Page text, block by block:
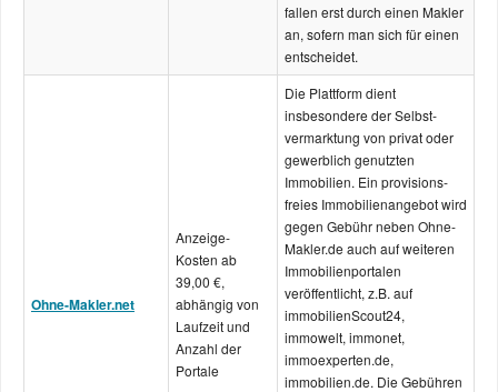
fallen erst durch einen Makler
an, sofern man sich für einen
entscheidet.
Ohne-Makler.net
Anzeige-
Kosten ab
39,00 €,
abhängig von
Laufzeit und
Anzahl der
Portale
Die Plattform dient
insbesondere der Selbst­
vermarktung von privat oder
gewerblich genutzten
Immobilien. Ein provisions­
freies Immobilien­angebot wird
gegen Gebühr neben Ohne-
Makler.de auch auf weiteren
Immobilien­portalen
veröffentlicht, z.B. auf
immobilienScout24,
immowelt, immonet,
immoexperten.de,
immobilien.de. Die Gebühren